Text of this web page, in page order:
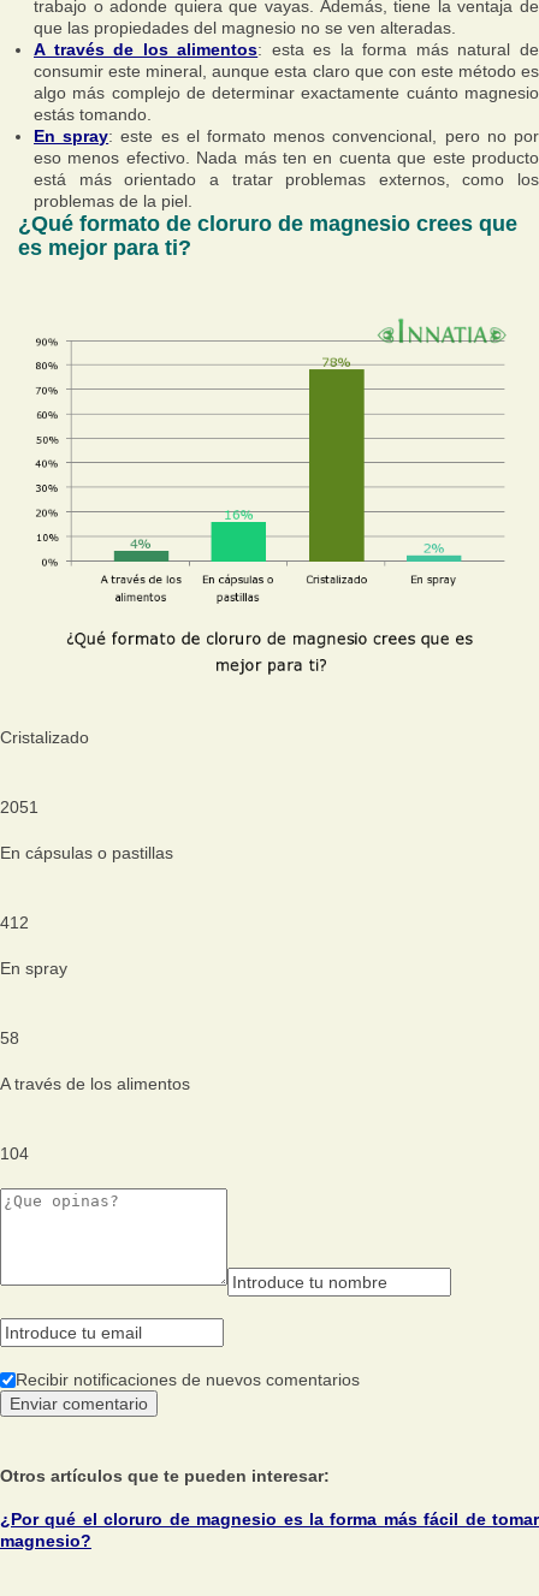
trabajo o adonde quiera que vayas. Además, tiene la ventaja de
que las propiedades del magnesio no se ven alteradas.
A través de los alimentos: esta es la forma más natural de
consumir este mineral, aunque esta claro que con este método es
algo más complejo de determinar exactamente cuánto magnesio
estás tomando.
En spray: este es el formato menos convencional, pero no por
eso menos efectivo. Nada más ten en cuenta que este producto
está más orientado a tratar problemas externos, como los
problemas de la piel.
¿Qué formato de cloruro de magnesio crees que
es mejor para ti?
Cristalizado
2051
En cápsulas o pastillas
412
En spray
58
A través de los alimentos
104
Recibir notificaciones de nuevos comentarios
Otros artículos que te pueden interesar:
¿Por qué el cloruro de magnesio es la forma más fácil de tomar
magnesio?